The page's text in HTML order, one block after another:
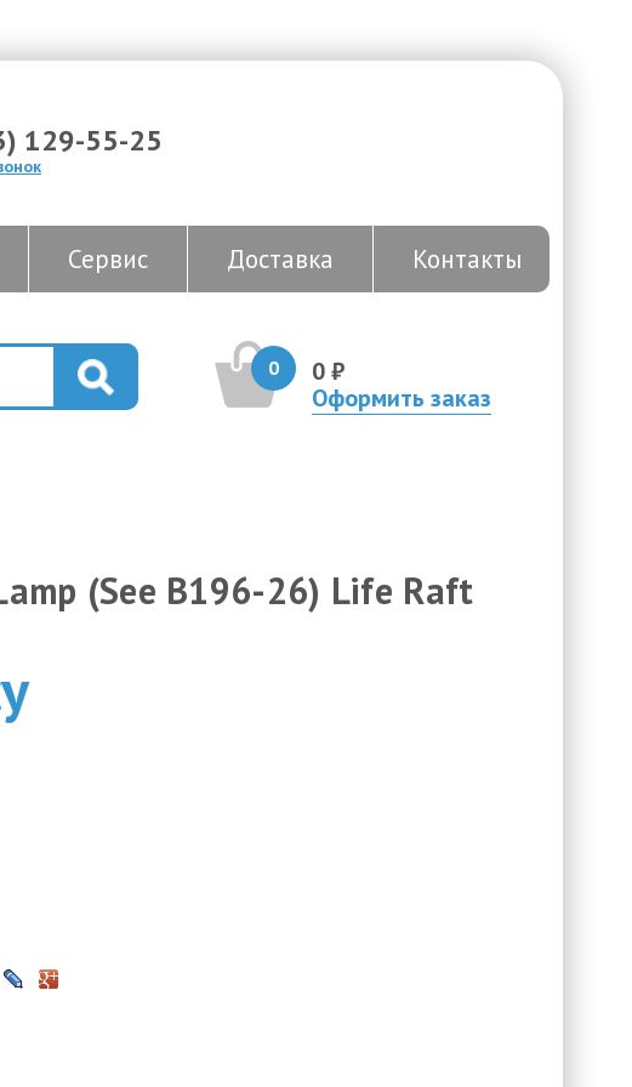
129-55-25
Сервис Доставка Контакты
0
0 ₽
Оформить заказ
(See B196-26) Life Raft